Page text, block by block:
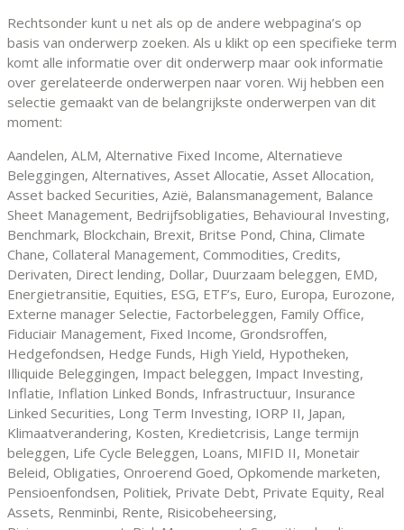
Rechtsonder kunt u net als op de andere webpagina’s op
basis van onderwerp zoeken. Als u klikt op een specifieke term
komt alle informatie over dit onderwerp maar ook informatie
over gerelateerde onderwerpen naar voren. Wij hebben een
selectie gemaakt van de belangrijkste onderwerpen van dit
moment:
Aandelen, ALM, Alternative Fixed Income, Alternatieve
Beleggingen, Alternatives, Asset Allocatie, Asset Allocation,
Asset backed Securities, Azië, Balansmanagement, Balance
Sheet Management, Bedrijfsobligaties, Behavioural Investing,
Benchmark, Blockchain, Brexit, Britse Pond, China, Climate
Chane, Collateral Management, Commodities, Credits,
Derivaten, Direct lending, Dollar, Duurzaam beleggen, EMD,
Energietransitie, Equities, ESG, ETF’s, Euro, Europa, Eurozone,
Externe manager Selectie, Factorbeleggen, Family Office,
Fiduciair Management, Fixed Income, Grondsroffen,
Hedgefondsen, Hedge Funds, High Yield, Hypotheken,
Illiquide Beleggingen, Impact beleggen, Impact Investing,
Inflatie, Inflation Linked Bonds, Infrastructuur, Insurance
Linked Securities, Long Term Investing, IORP II, Japan,
Klimaatverandering, Kosten, Kredietcrisis, Lange termijn
beleggen, Life Cycle Beleggen, Loans, MIFID II, Monetair
Beleid, Obligaties, Onroerend Goed, Opkomende marketen,
Pensioenfondsen, Politiek, Private Debt, Private Equity, Real
Assets, Renminbi, Rente, Risicobeheersing,